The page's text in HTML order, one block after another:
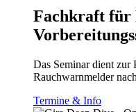
Fachkraft für
Das Seminar dient zur
Rauchwarnmelder
Termine & Info